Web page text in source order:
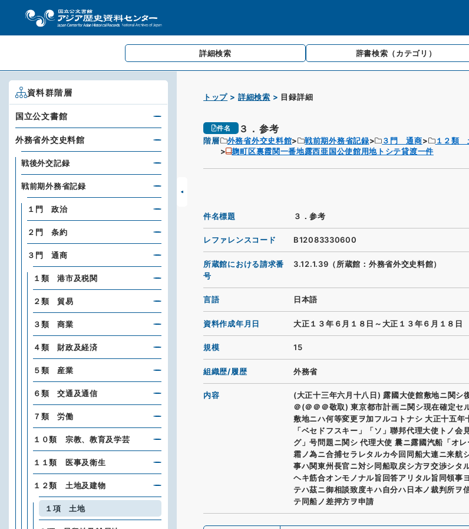
詳細検索 辞書検索 （カテゴリ）
トップ 詳細検索 目録詳細
件名 ３．参考
階層 外務省外交史料館 戦前期外務省記録 ３門 通商 １２類
麹町区裏霞関一番地露西亜国公使館用地トシテ貸渡一件
件名標題 ３．参考
レファレンスコード B12083330600
所蔵館における請求番
号
3.12.1.39（所蔵館：外務省外交史料館）
言語 日本語
資料作成年月日 大正１３年６月１８日～大正１３年６月１８日
規模 15
組織歴/履歴 外務省
内容
(大正十三年六月十八日) 露國大使館敷地ニ関シ
＠(＠＠＠敬取) 東京都市計画ニ関シ現在確定セ
敷地ニハ何等変更ヲ加フルコトナシ 大正十五年
「ベセドフスキー」「ソ」聯邦代理大使トノ会
グ」号問題ニ関シ 代理大使 曩ニ露國汽船「オ
霜ノ為ニ合捕セラレタルカ今回同船大連ニ来航
事ハ関東州長官ニ対シ同船取戻シ方ヲ交渉シタ
ヘキ筋合オンモノナル旨回答アリタル旨同領事
テハ茲ニ御相談致度キハ自分ハ日本ノ裁判所ヲ
テ同船ノ差押方ヲ申請
資料群階層
国立公文書館
外務省外交史料館
戦後外交記録
戦前期外務省記録
１門 政治
２門 条約
３門 通商
１類 港市及税関
２類 貿易
３類 商業
４類 財政及経済
５類 産業
６類 交通及通信
７類 労働
１０類 宗教、教育及学芸
１１類 医事及衛生
１２類 土地及建物
１項 土地